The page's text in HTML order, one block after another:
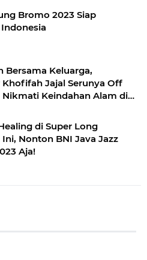
Bromo 2023 Siap
Bersama Keluarga,
Jajal Serunya Off
Nikmati Keindahan Alam di
di Super Long
Nonton BNI Java Jazz
Aja!